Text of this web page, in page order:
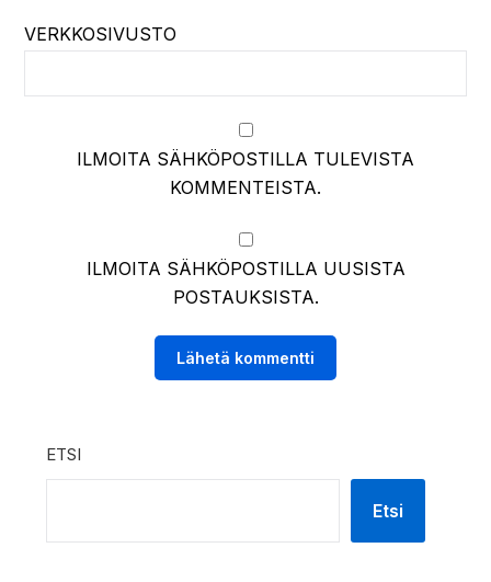
VERKKOSIVUSTO
ILMOITA SÄHKÖPOSTILLA TULEVISTA
KOMMENTEISTA.
ILMOITA SÄHKÖPOSTILLA UUSISTA
POSTAUKSISTA.
ETSI
Etsi